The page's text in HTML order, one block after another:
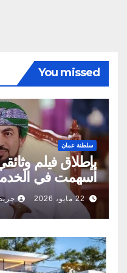
You missed
سلطنة عمان
بإطلاق فيلم
أسهمت في
22 مايو، 2026